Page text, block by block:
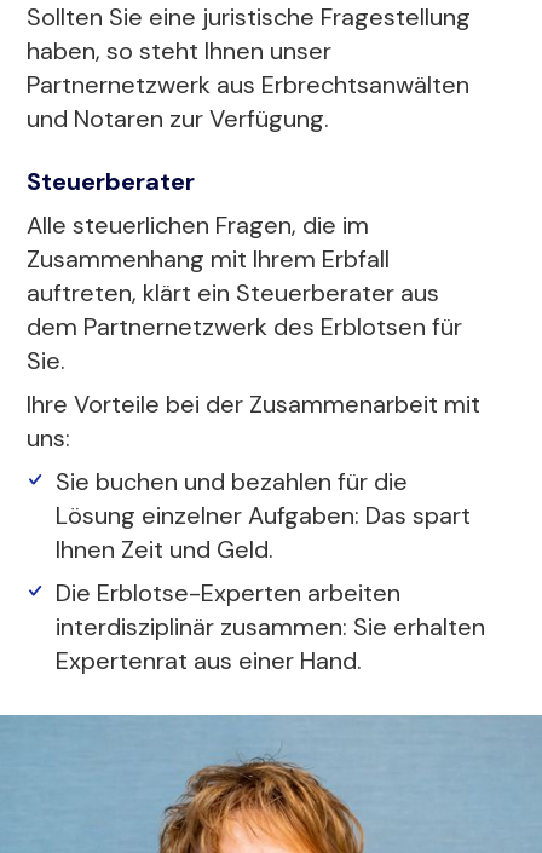
Sollten Sie eine juristische Fragestellung
haben, so steht Ihnen unser
Partnernetzwerk aus Erbrechtsanwälten
und Notaren zur Verfügung.
Steuerberater
Alle steuerlichen Fragen, die im
Zusammenhang mit Ihrem Erbfall
auftreten, klärt ein Steuerberater aus
dem Partnernetzwerk des Erblotsen für
Sie.
Ihre Vorteile bei der Zusammenarbeit mit
uns:
Sie buchen und bezahlen für die
Lösung einzelner Aufgaben: Das spart
Ihnen Zeit und Geld.
Die Erblotse-Experten arbeiten
interdisziplinär zusammen: Sie erhalten
Expertenrat aus einer Hand.